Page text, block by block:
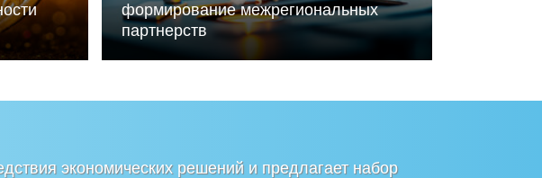
формирование межрегиональных
партнерств
экономических решений и предлагает набор